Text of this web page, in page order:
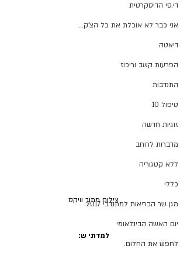
די.סי הדיסקרטית
אני כבר לא אוכלת את כל הצ'ק...
דיאטה
הפרעות קשב וריכוז
התנדבות
טיפול 10
זוגיות חדשה
מדברות לרוחב
ללא קטגוריה
כללי
מגן שר הבריאות למתנדבי 2017
יום האשה הבינלאומי
לחפש את החלום.
צילום מתוך וויקס
למדתי ש: